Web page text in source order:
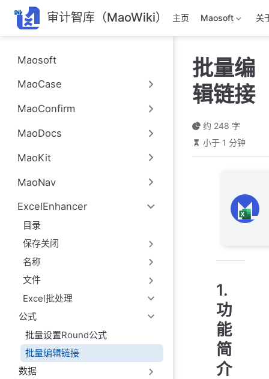
跳
至
主
內
审计智库（MaoWiki） 主页 Maosoft 关
Maosoft
MaoCase
MaoConfirm
MaoDocs
MaoKit
MaoNav
ExcelEnhancer
目录
保存关闭
名称
文件
Excel批处理
公式
批量设置Round公式
批量编辑链接
数据
批量编
辑链接
约 248 字
小于 1 分钟
1.
功
能
简
介